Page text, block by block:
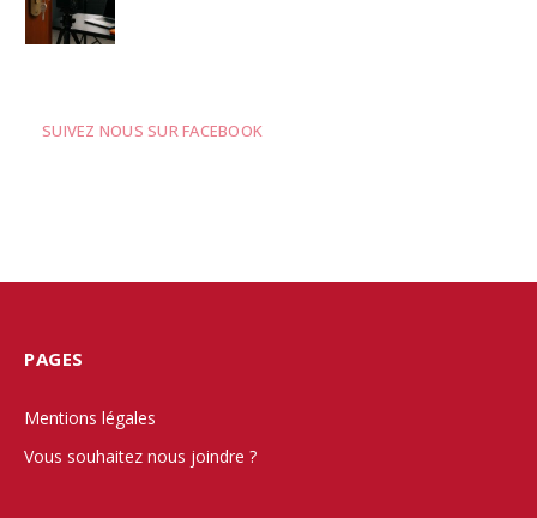
SUIVEZ NOUS SUR FACEBOOK
PAGES
Mentions légales
Vous souhaitez nous joindre ?